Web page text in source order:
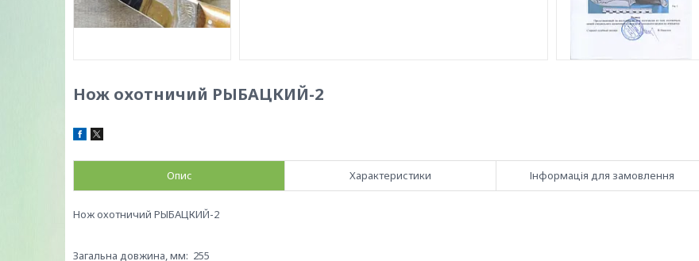
Нож охотничий РЫБАЦКИЙ-2
Опис Характеристики Інформація для замовлення
Нож охотничий РЫБАЦКИЙ-2
Загальна довжина, мм: 255